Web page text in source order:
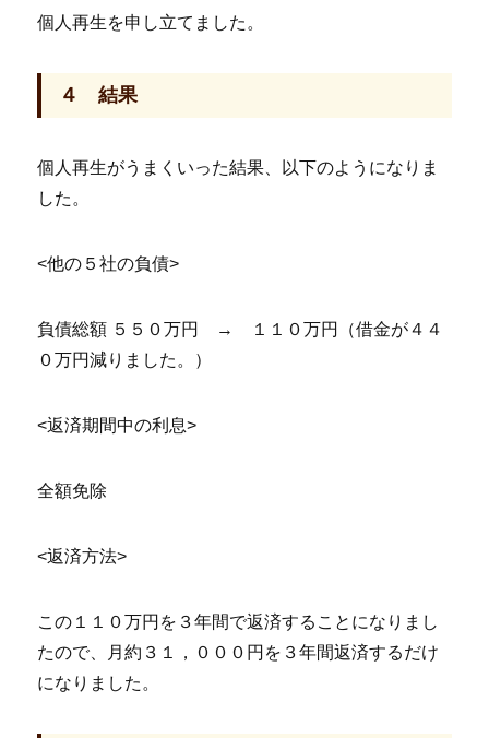
個人再生を申し立てました。
４ 結果
個人再生がうまくいった結果、以下のようになりま
した。
<他の５社の負債>
負債総額 ５５０万円 → １１０万円（借金が４４
０万円減りました。）
<返済期間中の利息>
全額免除
<返済方法>
この１１０万円を３年間で返済することになりまし
たので、月約３１，０００円を３年間返済するだけ
になりました。